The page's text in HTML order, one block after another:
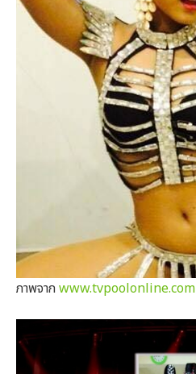
ภาพจาก www.tvpoolonline.com